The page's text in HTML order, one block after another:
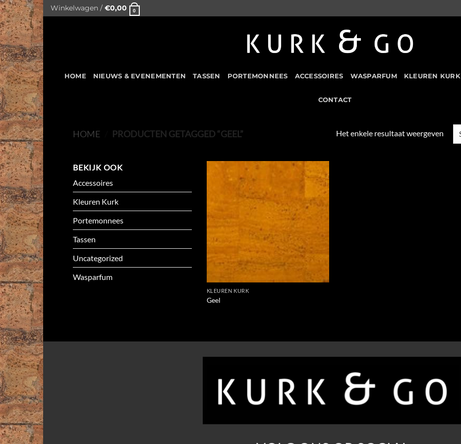
Skip
to
content
Winkelwagen / €0,00 0
HOME NIEUWS & EVENEMENTEN TASSEN PORTEMONNEES ACCESSOIRES WASPARFUM KLEUREN KURK
CONTACT
HOME PRODUCTEN GETAGGED “GEEL” Het enkele resultaat weergeven
BEKIJK OOK
Accessoires
Kleuren Kurk
Portemonnees
Tassen
Uncategorized
Wasparfum
Wishlist
KLEUREN KURK
Geel